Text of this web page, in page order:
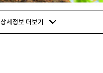
상세정보 더보기